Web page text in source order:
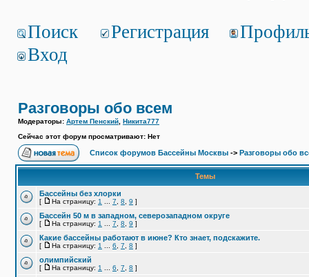
Поиск Регистрация
Вход
Разговоры обо всем
Модераторы: Артем Пенский Никита777
Сейчас этот форум просматривают: Нет
Список форумов Бассейны Москвы -> Разговоры обо
Темы
Бассейны без хлорки
[ На страницу: 1 7 8 9 ]
Бассейн 50 м в западном, северозападном округе
[ На страницу: 1 7 8 9 ]
Какие бассейны работают в июне? Кто знает, подскажите.
[ На страницу: 1 6 7 8 ]
олимпийский
[ На страницу: 1 6 7 8 ]